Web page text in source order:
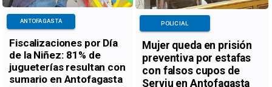
Fiscalizaciones por Día
de la Niñez: 81% de
jugueterías resultan con
sumario en Antofagasta
ANTOFAGASTA
Mujer queda en prisión
preventiva por estafas
con falsos cupos de
Serviu en Antofagasta
POLICIAL